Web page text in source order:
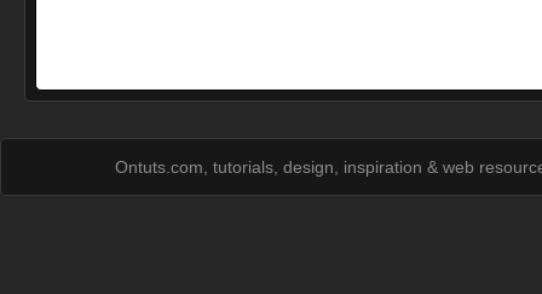
Ontuts.com, tutorials, design, inspiration & web